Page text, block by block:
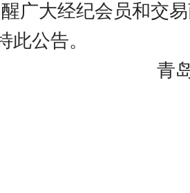
广大经纪会员和交
此公告。
青